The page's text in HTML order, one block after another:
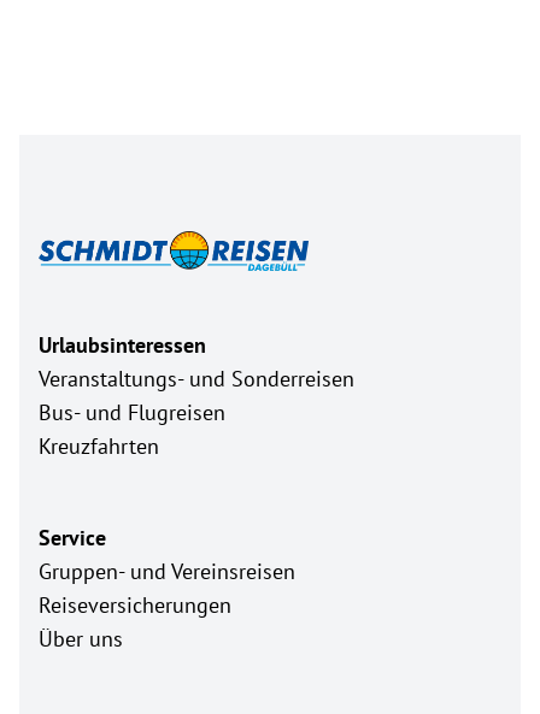
Urlaubsinteressen
Veranstaltungs- und Sonderreisen
Bus- und Flugreisen
Kreuzfahrten
Service
Gruppen- und Vereinsreisen
Reiseversicherungen
Über uns